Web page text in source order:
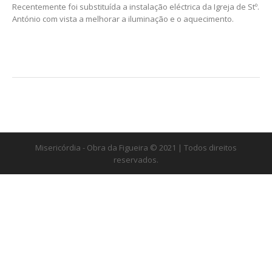
Recentemente foi substituída a instalação eléctrica da Igreja de Stº.
António com vista a melhorar a iluminação e o aquecimento.
Misericórdia - Obra da Figueira © 2021 | Todos direitos
reservados.